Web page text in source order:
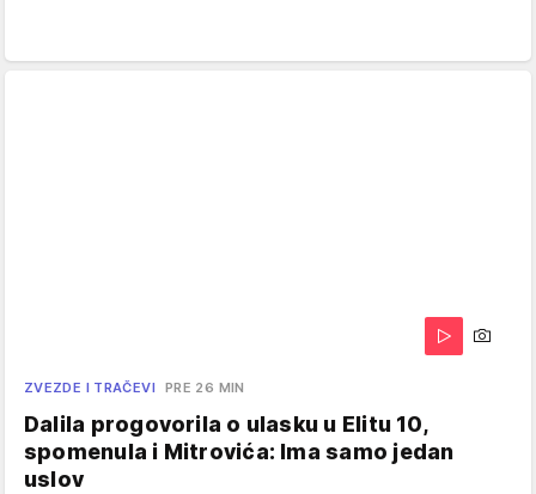
ZVEZDE I TRAČEVI PRE 26 MIN
Dalila progovorila o ulasku u Elitu 10,
spomenula i Mitrovića: Ima samo jedan
uslov